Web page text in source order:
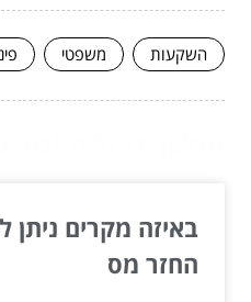
השקעות משפטי
באיזה מקרים
החזר מס